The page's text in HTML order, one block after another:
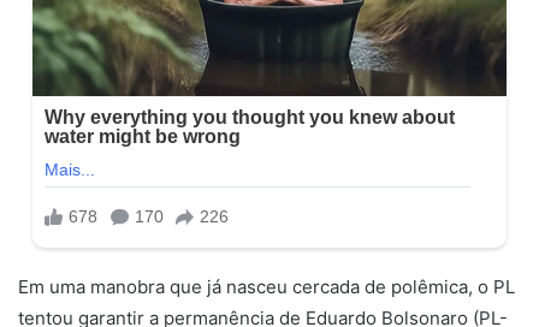
Em uma manobra que já nasceu cercada de polêmica, o PL
tentou garantir a permanência de Eduardo Bolsonaro (PL-